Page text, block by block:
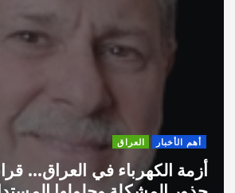
أهم الأخبار العراق
أزمة الكهرباء في العراق…